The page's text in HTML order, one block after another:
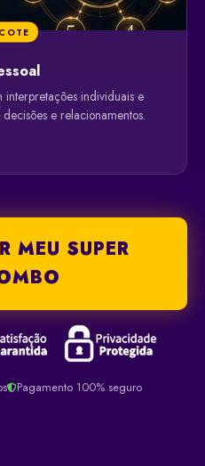
individuais e
e relacionamentos.
MEU SUPER
Pagamento 100% seguro